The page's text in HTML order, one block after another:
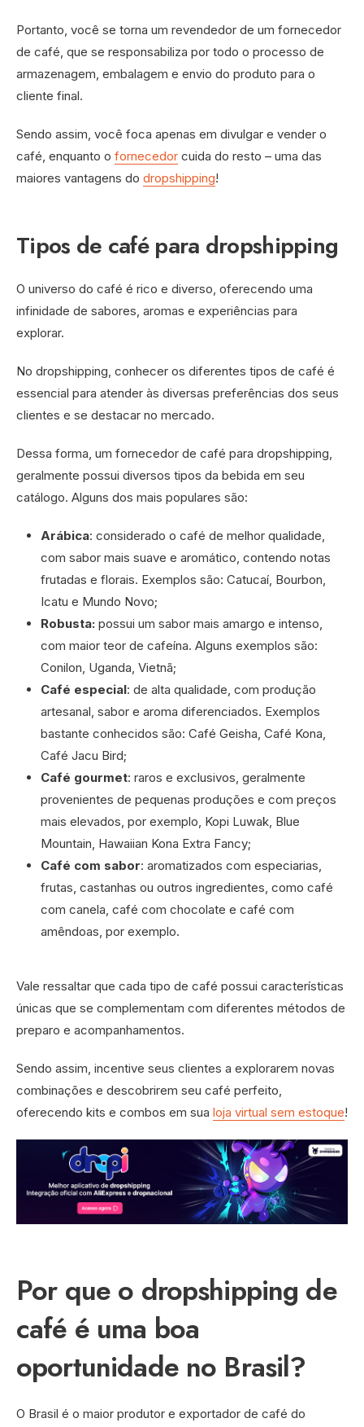
Portanto, você se torna um revendedor de um fornecedor
de café, que se responsabiliza por todo o processo de
armazenagem, embalagem e envio do produto para o
cliente final.
Sendo assim, você foca apenas em divulgar e vender o
café, enquanto o fornecedor cuida do resto – uma das
maiores vantagens do dropshipping!
Tipos de café para dropshipping
O universo do café é rico e diverso, oferecendo uma
infinidade de sabores, aromas e experiências para
explorar.
No dropshipping, conhecer os diferentes tipos de café é
essencial para atender às diversas preferências dos seus
clientes e se destacar no mercado.
Dessa forma, um fornecedor de café para dropshipping,
geralmente possui diversos tipos da bebida em seu
catálogo. Alguns dos mais populares são:
Arábica: considerado o café de melhor qualidade,
com sabor mais suave e aromático, contendo notas
frutadas e florais. Exemplos são: Catucaí, Bourbon,
Icatu e Mundo Novo;
Robusta: possui um sabor mais amargo e intenso,
com maior teor de cafeína. Alguns exemplos são:
Conilon, Uganda, Vietnã;
Café especial: de alta qualidade, com produção
artesanal, sabor e aroma diferenciados. Exemplos
bastante conhecidos são: Café Geisha, Café Kona,
Café Jacu Bird;
Café gourmet: raros e exclusivos, geralmente
provenientes de pequenas produções e com preços
mais elevados, por exemplo, Kopi Luwak, Blue
Mountain, Hawaiian Kona Extra Fancy;
Café com sabor: aromatizados com especiarias,
frutas, castanhas ou outros ingredientes, como café
com canela, café com chocolate e café com
amêndoas, por exemplo.
Vale ressaltar que cada tipo de café possui características
únicas que se complementam com diferentes métodos de
preparo e acompanhamentos.
Sendo assim, incentive seus clientes a explorarem novas
combinações e descobrirem seu café perfeito,
oferecendo kits e combos em sua loja virtual sem estoque!
Por que o dropshipping de
café é uma boa
oportunidade no Brasil?
O Brasil é o maior produtor e exportador de café do